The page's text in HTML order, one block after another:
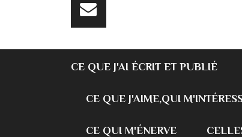
CE QUE J'AI ÉCRIT ET PUBLIÉ
CE QUE J'AIME,QUI
CE QUI M'ÉNERVE